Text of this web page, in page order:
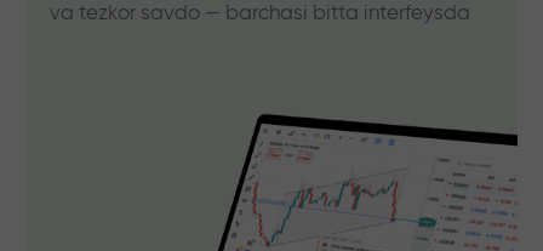
va tezkor savdo — barchasi bitta interfeysda